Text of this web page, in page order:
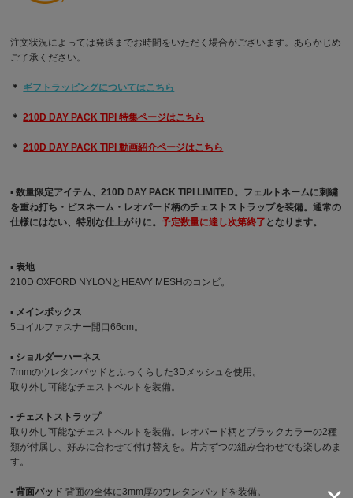
注文状況によっては発送までお時間をいただく場合がございます。あらかじめ
ご了承ください。
＊ ギフトラッピングについてはこちら
＊ 210D DAY PACK TIPI 特集ページはこちら
＊ 210D DAY PACK TIPI 動画紹介ページはこちら
▪︎ 数量限定アイテム、210D DAY PACK TIPI LIMITED。フェルトネームに刺繍
を重ね打ち・ピスネーム・レオパード柄のチェストストラップを装備。通常の
仕様にはない、特別な仕上がりに。 予定数量に達し次第終了 となります。
▪︎ 表地
210D OXFORD NYLONとHEAVY MESHのコンビ。
▪︎ メインボックス
5コイルファスナー開口66cm。
▪︎ ショルダーハーネス
7mmのウレタンパッドとふっくらした3Dメッシュを使用。
取り外し可能なチェストベルトを装備。
▪︎ チェストストラップ
取り外し可能なチェストベルトを装備。レオパード柄とブラックカラーの2種
類が付属し、好みに合わせて付け替えを。片方ずつの組み合わせでも楽しめま
す。
▪︎ 背面パッド 背面の全体に3mm厚のウレタンパッドを装備。